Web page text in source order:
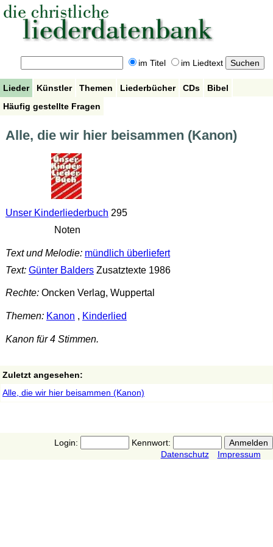
im Titel im Liedtext
Lieder Künstler Themen Liederbücher CDs
Bibel
Häufig gestellte Fragen
Alle, die wir hier beisammen (Kanon)
Unser Kinderliederbuch 295
Noten
Text und Melodie: mündlich überliefert
Text: Günter BaldersZusatztexte 1986
Rechte:Oncken Verlag, Wuppertal
Themen: Kanon , Kinderlied
Kanon für 4 Stimmen.
Zuletzt angesehen:
Alle, die wir hier beisammen (Kanon)
Login:
Kennwort:
Datenschutz
Impressum